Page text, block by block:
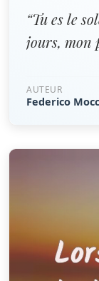
“Tu es le
jours, mon
AUTEUR
Federico